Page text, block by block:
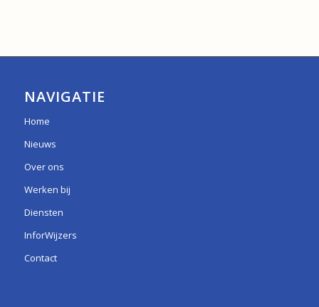
NAVIGATIE
Home
Nieuws
Over ons
Werken bij
Diensten
InforWijzers
Contact